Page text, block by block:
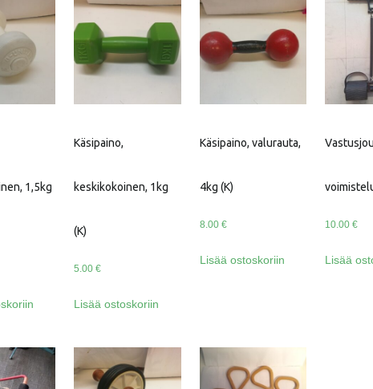
1,5kg
Käsipaino,
keskikokoinen, 1kg
(K)
5.00€
Lisää ostoskoriin
Käsipaino, valurauta,
4kg (K)
8.00 €
Lisää ostoskoriin
10.00€
Lisää